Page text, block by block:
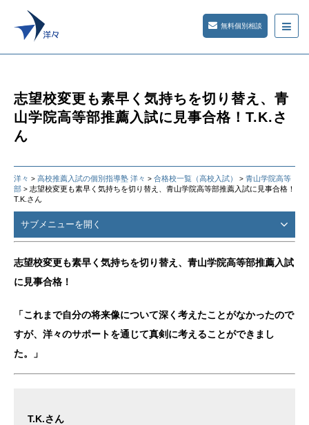
無料個別相談
志望校変更も素早く気持ちを切り替え、青
山学院高等部推薦入試に見事合格！T.K.さ
ん
洋々 > 高校推薦入試の個別指導塾 洋々 > 合格校一覧（高校入試） > 青山学院高等
部 > 志望校変更も素早く気持ちを切り替え、青山学院高等部推薦入試に見事合格！
T.K.さん
サブメニューを開く
志望校変更も素早く気持ちを切り替え、青山学院高等部推薦入試
に見事合格！
「これまで自分の将来像について深く考えたことがなかったので
すが、洋々のサポートを通じて真剣に考えることができまし
た。」
T.K.さん